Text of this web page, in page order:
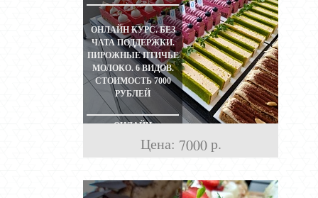
ОНЛАЙН КУРС. БЕЗ
ЧАТА ПОДДЕРЖКИ.
ПИРОЖНЫЕ ПТИЧЬЕ
МОЛОКО. 6 ВИДОВ.
СТОИМОСТЬ 7000
РУБЛЕЙ
ОНЛАЙН
Цена: 7000 р.